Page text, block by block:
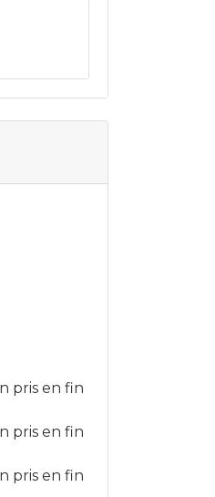
pris en fin
pris en fin
pris en fin